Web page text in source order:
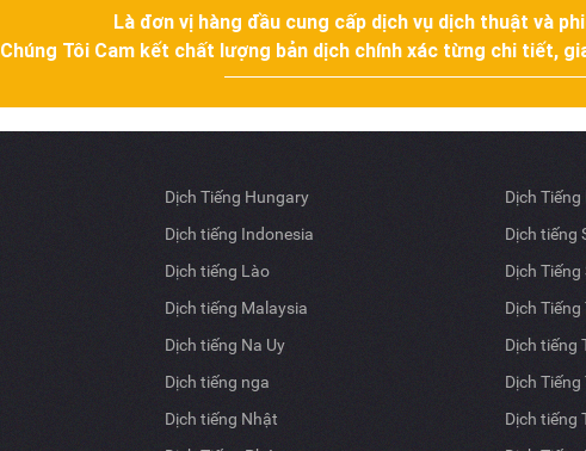
Là đơn vị hàng đầu cung cấp dịch vụ dịch thuật và
Chúng Tôi Cam kết chất lượng bản dịch chính xác từng chi tiết,
Dịch Tiếng Hungary
Dịch tiếng Indonesia
Dịch tiếng Lào
Dịch tiếng Malaysia
Dịch tiếng Na Uy
Dịch tiếng nga
Dịch tiếng Nhật
Dịch
Dịch tiếng
Dịch Tiếng
Dịch Tiếng
Dịch tiếng
Dịch
Dịch tiếng